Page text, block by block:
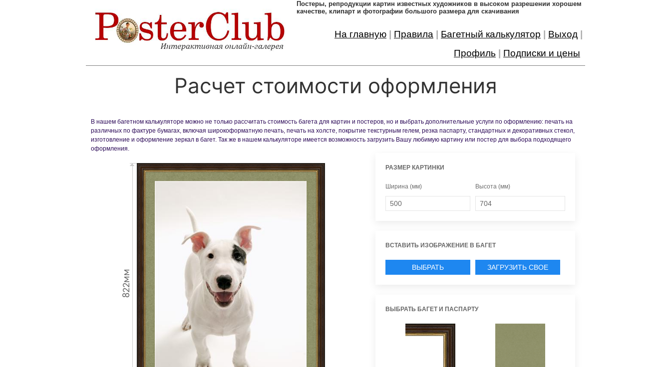
Постеры, pепродукции картин известных художников в высоком разрешении хорошем
качестве, клипарт и фотографии большого размера для скачивания
На главную Правила Багетный калькулятор Выход
Профиль
Подписки и цены
Расчет стоимости оформления
В нашем багетном калькуляторе можно не только рассчитать стоимость багета для картин и постеров, но и выбрать дополнительные услуги по оформлению: печать на
различных по фактуре бумагах, включая широкоформатную печать, печать на холсте, покрытие текстурным гелем, резка паспарту, стандартных и декоративных стекол,
изготовление и оформление зеркал в багет. Так же в нашем калькуляторе имеется возможность загрузить Вашу любимую картину или постер для выбора подходящего
оформления.
822мм
РАЗМЕР КАРТИНКИ
Ширина (мм) Высота (мм)
ВСТАВИТЬ ИЗОБРАЖЕНИЕ В БАГЕТ
ВЫБРАТЬ
ЗАГРУЗИТЬ СВОЕ
ВЫБРАТЬ БАГЕТ И ПАСПАРТУ